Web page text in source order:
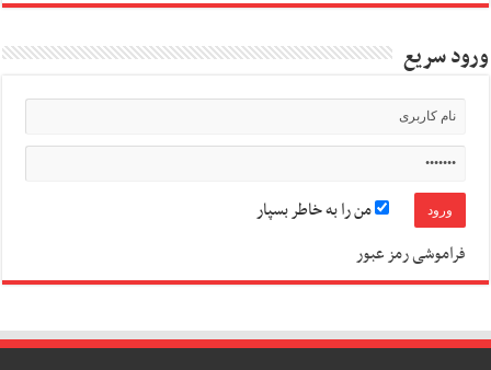
ورود سریع
من را به خاطر بسپار
فراموشی رمز عبور